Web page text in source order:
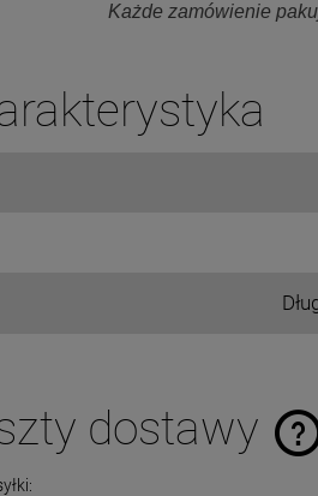
Każde zamówienie
dostawy